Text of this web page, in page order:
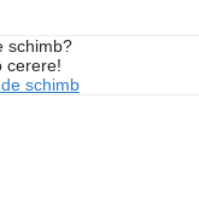
schimb?
cerere!
schimb